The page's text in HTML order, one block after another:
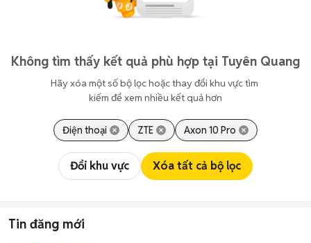
Không tìm thấy kết quả phù hợp tại Tuyên Quang
Hãy xóa một số bộ lọc hoặc thay đổi khu vực tìm
kiếm để xem nhiều kết quả hơn
Điện thoại ZTE Axon 10 Pro
Đổi khu vực Xóa tất cả bộ lọc
Tin đăng mới